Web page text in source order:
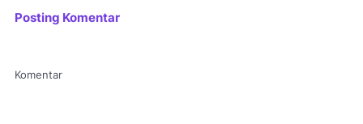
Posting Komentar
Komentar